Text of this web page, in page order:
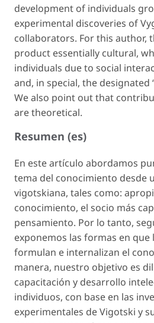
development of individuals
experimental discoveries of
collaborators. For this author,
product essentially cultural,
individuals due to social
and, in special, the designated
We also point out that
are theoretical.
Resumen (es)
En este artículo abordamos
tema del conocimiento desde
vigotskiana, tales como:
conocimiento, el socio más
pensamiento. Por lo tanto,
exponemos las formas en que
formulan e internalizan el
manera, nuestro objetivo es
capacitación y desarrollo
individuos, con base en las
experimentales de Vigotski y